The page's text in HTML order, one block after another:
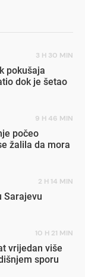
3 H 30 MIN
pokušaja
dok je šetao
9 H 46 MIN
počeo
žalila da mora
2 H 14 MIN
Sarajevu
10 H 21 MIN
vrijedan više
sporu